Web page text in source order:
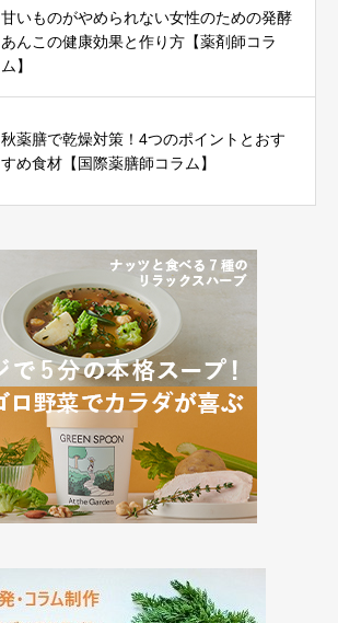
甘いものがやめられない女性のための発酵
あんこの健康効果と作り方【薬剤師コラ
ム】
秋薬膳で乾燥対策！4つのポイントとおす
すめ食材【国際薬膳師コラム】